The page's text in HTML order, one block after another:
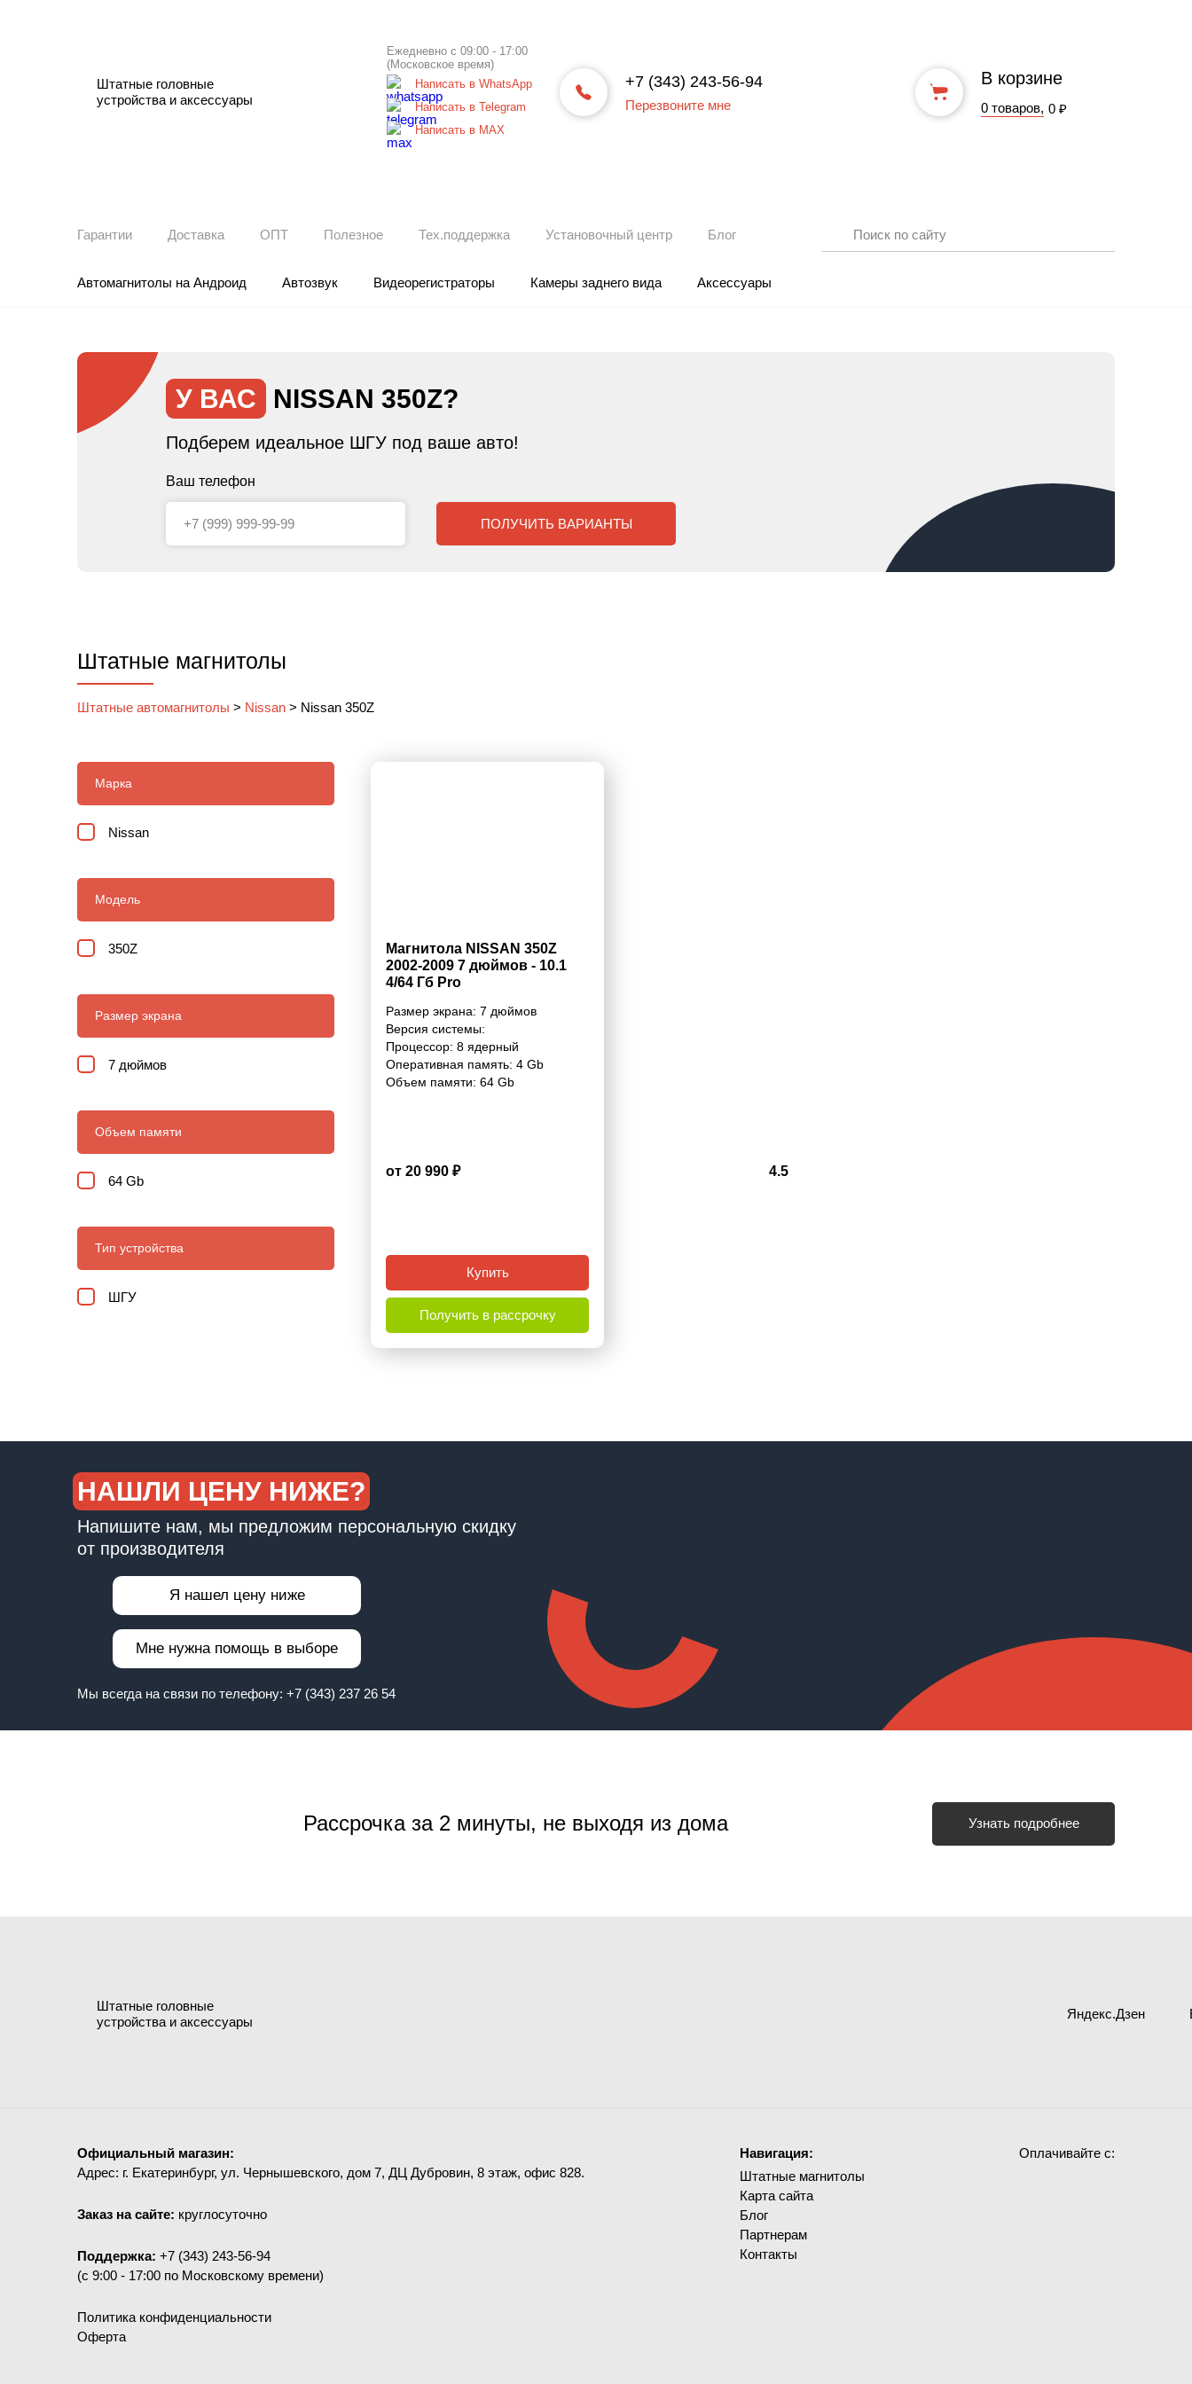
Штатные головные
устройства и аксессуары
Ежедневно с 09:00 - 17:00
(Московское время)
Написать в WhatsApp
Написать в Telegram
Написать в МАХ
+7 (343) 243-56-94
Перезвоните мне
В корзине
0 товаров, 0 ₽
Гарантии Доставка ОПТ Полезное Тех.поддержка Установочный центр Блог
Автомагнитолы на Андроид Автозвук Видеорегистраторы Камеры заднего вида Аксессуары
У ВАС NISSAN 350Z?
Подберем идеальное ШГУ под ваше авто!
Ваш телефон
ПОЛУЧИТЬ ВАРИАНТЫ
Штатные магнитолы
Штатные автомагнитолы > Nissan > Nissan 350Z
Марка
Nissan
Модель
350Z
Размер экрана
7 дюймов
Объем памяти
64 Gb
Тип устройства
ШГУ
Магнитола NISSAN 350Z
2002-2009 7 дюймов - 10.1
4/64 Гб Pro
Размер экрана: 7 дюймов
Версия системы:
Процессор: 8 ядерный
Оперативная память: 4 Gb
Объем памяти: 64 Gb
от 20 990 ₽ 4.5
Купить
Получить в рассрочку
НАШЛИ ЦЕНУ НИЖЕ?
Напишите нам, мы предложим персональную скидку
от производителя
Я нашел цену ниже
Мне нужна помощь в выборе
Мы всегда на связи по телефону: +7 (343) 237 26 54
Рассрочка за 2 минуты, не выходя из дома Узнать подробнее
Штатные головные
устройства и аксессуары
Яндекс.Дзен
Официальный магазин:
Адрес: г. Екатеринбург, ул. Чернышевского, дом 7, ДЦ Дубровин, 8 этаж, офис 828.
Заказ на сайте: круглосуточно
Поддержка: +7 (343) 243-56-94
(c 9:00 - 17:00 по Московскому времени)
Политика конфиденциальности
Оферта
Навигация:
Штатные магнитолы
Карта сайта
Блог
Партнерам
Контакты
Оплачивайте с: